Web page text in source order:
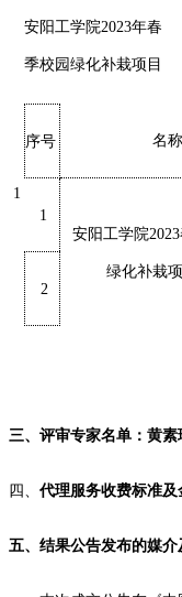
1
安阳工学院2023年春
季校园绿化补栽项目
序号 名称
1
安阳工学院
绿化补栽
2
三、 评审专家名单： 黄素
四、 代理服务收费标准及
五、 结果公告发布的媒介